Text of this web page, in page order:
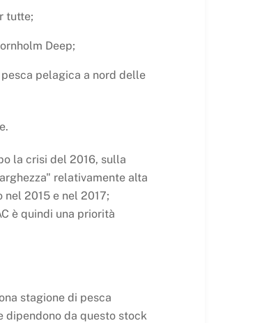
tutte;
Deep;
pelagica a nord delle
la crisi del 2016, sulla
relativamente alta
2015 e nel 2017;
è quindi una priorità
stagione di pesca
dipendono da questo stock